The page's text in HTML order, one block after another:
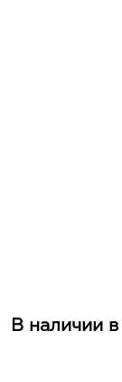
В наличии в